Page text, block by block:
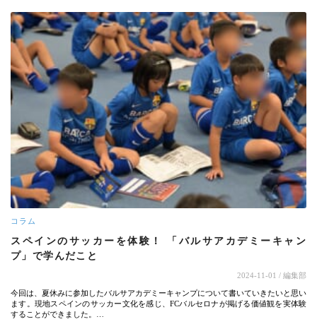
コラム
スペインのサッカーを体験！ 「バルサアカデミーキャン
プ」で学んだこと
2024-11-01 / 編集部
今回は、夏休みに参加したバルサアカデミーキャンプについて書いていきたいと思い
ます。現地スペインのサッカー文化を感じ、FCバルセロナが掲げる価値観を実体験
することができました。…